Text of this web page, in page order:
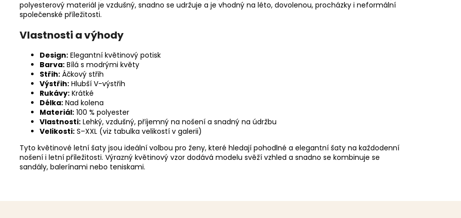
polyesterový materiál je vzdušný, snadno se udržuje a je vhodný na léto, dovolenou, procházky i neformální
společenské příležitosti.
Vlastnosti a výhody
Design: Elegantní květinový potisk
Barva: Bílá s modrými květy
Střih: Áčkový střih
Výstřih: Hlubší V-výstřih
Rukávy: Krátké
Délka: Nad kolena
Materiál: 100 % polyester
Vlastnosti: Lehký, vzdušný, příjemný na nošení a snadný na údržbu
Velikosti: S–XXL (viz tabulka velikostí v galerii)
Tyto květinové letní šaty jsou ideální volbou pro ženy, které hledají pohodlné a elegantní šaty na každodenní
nošení i letní příležitosti. Výrazný květinový vzor dodává modelu svěží vzhled a snadno se kombinuje se
sandály, balerínami nebo teniskami.